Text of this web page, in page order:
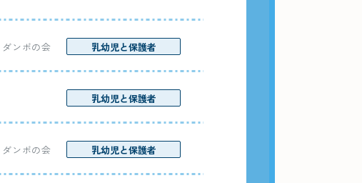
ンボの会 乳幼児と保護者
乳幼児と保護者
ンボの会 乳幼児と保護者